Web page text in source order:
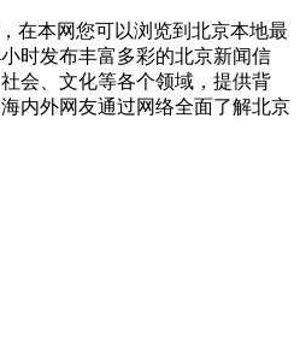
在本网您可以浏览到北京本地最
时发布丰富多彩的北京新闻信
会、文化等各个领域，提供背
内外网友通过网络全面了解北京